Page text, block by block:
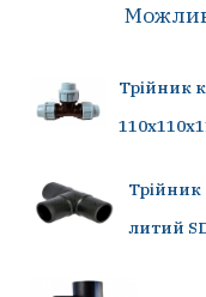
Трійник
Трійник
литий